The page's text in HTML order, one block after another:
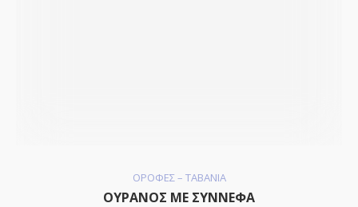
ΟΡΟΦΕΣ – ΤΑΒΑΝΙΑ
ΟΥΡΑΝΟΣ ΜΕ ΣΥΝΝΕΦΑ